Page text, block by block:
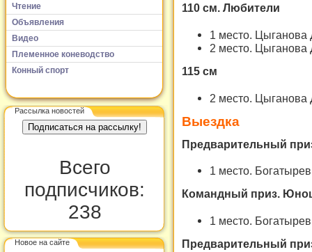
Чтение
Объявления
Видео
Племенное коневодство
Конный спорт
Рассылка новостей
Всего
подписчиков:
238
Новое на сайте
110 см. Любители
1 место.
2 место.
115 см
2 место.
Выездка
Предварительный
1 место.
Командный приз.
1 место.
Предварительный